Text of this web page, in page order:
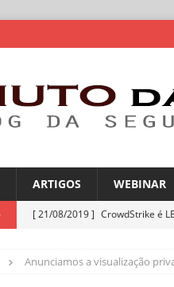
ARTIGOS WEBINAR
[ 21/08/2019 ] CrowdStrike é
[ 06/08/2026 ] América Latina
Anunciamos a visualização